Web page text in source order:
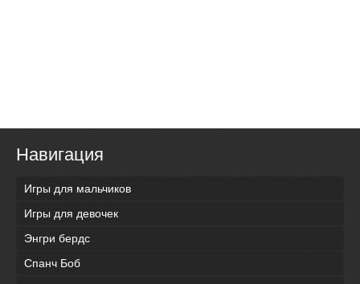
Навигация
Игры для мальчиков
Игры для девочек
Энгри бердс
Спанч Боб